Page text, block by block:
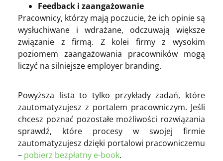
Feedback i zaangażowanie
Pracownicy, którzy mają poczucie, że ich opinie są
wysłuchiwane i wdrażane, odczuwają większe
związanie z firmą. Z kolei firmy z wysokim
poziomem zaangażowania pracowników mogą
liczyć na silniejsze employer branding.
Powyższa lista to tylko przykłady zadań, które
zautomatyzujesz z portalem pracowniczym. Jeśli
chcesz poznać pozostałe możliwości rozwiązania
sprawdź, które procesy w swojej firmie
zautomatyzujesz dzięki portalowi pracowniczemu
– pobierz bezpłatny e-book.